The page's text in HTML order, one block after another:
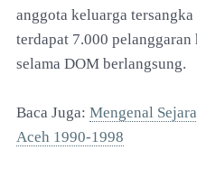
anggota keluarga
terdapat 7.000
selama DOM berlangsung.
Baca Juga: Mengenal
Aceh 1990-1998